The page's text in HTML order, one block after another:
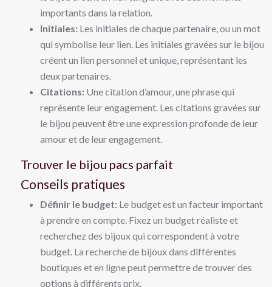
importants dans la relation.
Initiales: Les initiales de chaque partenaire, ou un mot
qui symbolise leur lien. Les initiales gravées sur le bijou
créent un lien personnel et unique, représentant les
deux partenaires.
Citations: Une citation d’amour, une phrase qui
représente leur engagement. Les citations gravées sur
le bijou peuvent être une expression profonde de leur
amour et de leur engagement.
Trouver le bijou pacs parfait
Conseils pratiques
Définir le budget: Le budget est un facteur important
à prendre en compte. Fixez un budget réaliste et
recherchez des bijoux qui correspondent à votre
budget. La recherche de bijoux dans différentes
boutiques et en ligne peut permettre de trouver des
options à différents prix.